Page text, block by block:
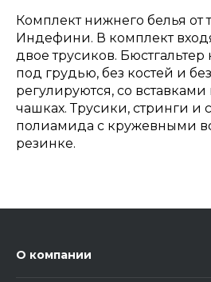
Комплект нижнего белья от
Индефини. В комплект
двое трусиков.
под грудью, без костей и
регулируются, со
чашках. Трусики, стринги и
полиамида с кружевными
резинке.
О компании